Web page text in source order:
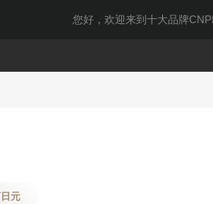
您好，欢迎来到十大品牌
元